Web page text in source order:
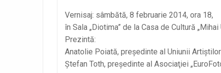
Vernisaj: sâmbătă, 8 februarie 2014, ora 18,
în Sala „Diotima” de la Casa de Cultură
Prezintă:
Anatolie Poiată, preşedinte al Uniunii
Ştefan Toth, preşedinte al Asociaţiei